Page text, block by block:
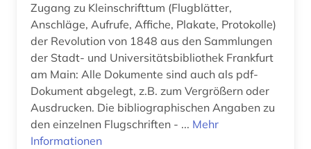
autobiografische literatur (4)
autobiographie (1)
autografen (1)
autograph (4)
autor (2)
Zugang zu Kleinschrifttum (Flugblätter,
Anschläge, Aufrufe, Affiche, Plakate, Protokolle)
der Revolution von 1848 aus den Sammlungen
der Stadt- und Universitätsbibliothek Frankfurt
am Main: Alle Dokumente sind auch als pdf-
Dokument abgelegt, z.B. zum Vergrößern oder
Ausdrucken. Die bibliographischen Angaben zu
den einzelnen Flugschriften - ... Mehr
Informationen